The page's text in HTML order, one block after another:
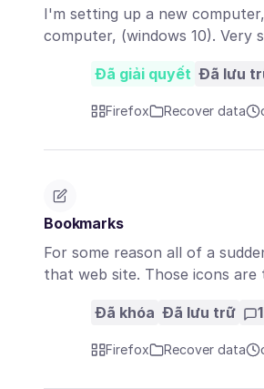
I'm setting up a new
computer, (windows 10).
Đã giải quyết Đã lưu
Firefox Recover data
Bookmarks
For some reason all of a
that web site. Those icons
Đã khóa Đã lưu trữ 1
Firefox Recover data